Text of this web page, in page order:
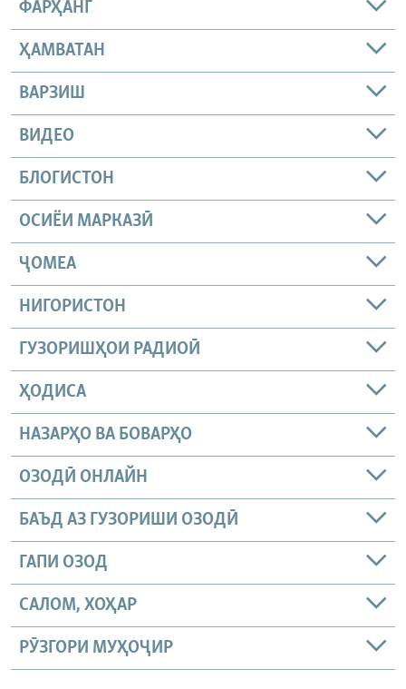
ФАРҲАНГ
ҲАМВАТАН
ВАРЗИШ
ВИДЕО
БЛОГИСТОН
ОСИЁИ МАРКАЗӢ
ҶОМEА
НИГОРИСТОН
ГУЗОРИШҲОИ РАДИОӢ
ҲОДИСА
НАЗАРҲО ВА БОВАРҲО
ОЗОДӢ ОНЛАЙН
БАЪД АЗ ГУЗОРИШИ ОЗОДӢ
ГАПИ ОЗОД
САЛОМ, ХОҲАР
РӮЗГОРИ МУҲОҶИР